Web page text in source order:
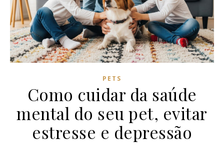
PETS
Como cuidar da saúde
mental do seu pet, evitar
estresse e depressão